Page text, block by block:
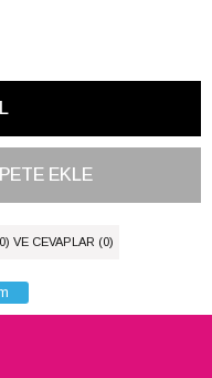
VE CEVAPLAR (0)